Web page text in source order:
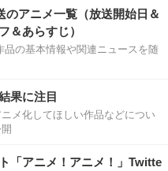
のアニメ一覧（放送開始日＆
＆あらすじ）
品の基本情報や関連ニュースを随
果に注目
メ化してほしい作品などについ
「アニメ！アニメ！」Twitte